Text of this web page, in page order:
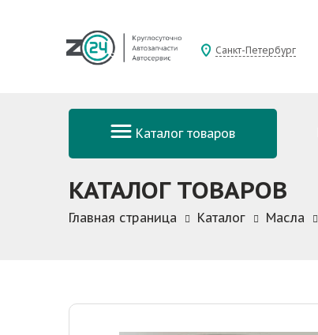
Санкт-Петербург
Каталог товаров
КАТАЛОГ ТОВАРОВ
Главная страница Каталог Масла